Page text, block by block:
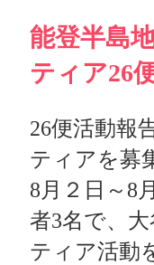
能登半島
ティア26
26便活動報
ティアを募
8月２日～8
者3名で、
ティア活動